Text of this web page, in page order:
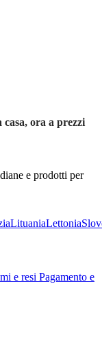
ora a prezzi
e prodotti per
LituaniaLettonia
e resi Pagamento e